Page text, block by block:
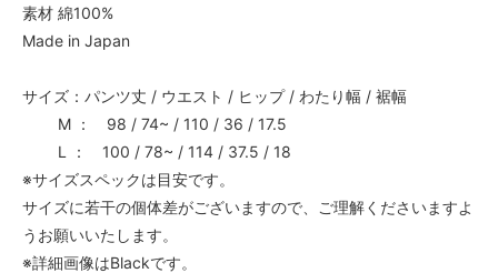
素材 綿100%
Made in Japan
サイズ：パンツ丈 / ウエスト / ヒップ / わたり幅 / 裾幅
M ： 98 / 74~ / 110 / 36 / 17.5
L ： 100 / 78~ / 114 / 37.5 / 18
※サイズスペックは目安です。
サイズに若干の個体差がございますので、ご理解くださいますよ
うお願いいたします。
※詳細画像はBlackです。